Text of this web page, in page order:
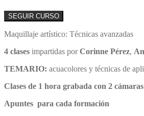
SEGUIR CURSO
Maquillaje artístico: Técnicas avanzadas
4 clases impartidas porCorinne Pérez,
TEMARIO: acuacolores y técnicas de
Clases de 1 hora grabada con 2
Apuntes para cada formación